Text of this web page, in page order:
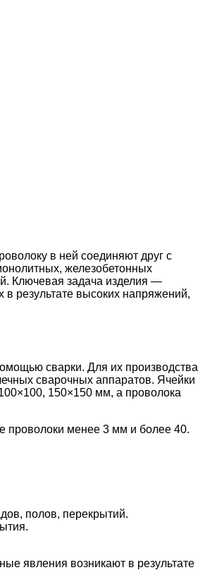
в ней соединяют друг с
железобетонных
Ключевая задача изделия —
результате высоких напряжений,
сварки. Для их производства
сварочных аппаратов. Ячейки
150×150 мм, а проволока
проволоки менее 3 мм и более 40.
полов, перекрытий.
явления возникают в результате